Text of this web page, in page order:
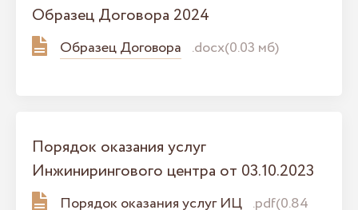
Образец Договора 2024
Образец Договора .docx(0.03 мб)
Порядок оказания услуг
Инжинирингового центра от 03.10.2023
Порядок оказания услуг ИЦ .pdf(0.84